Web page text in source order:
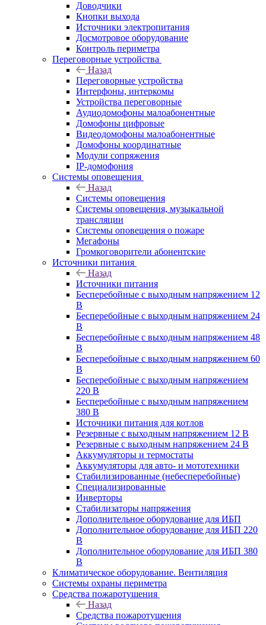
Доводчики
Кнопки выхода
Источники электропитания
Досмотровое оборудование
Контроль периметра
Переговорные устройства
Назад
Переговорные устройства
Интерфоны, интеркомы
Устройства переговорные
Аудиодомофоны малоабонентные
Домофоны цифровые
Видеодомофоны малоабонентные
Домофоны координатные
Модули сопряжения
IP-домофония
Системы оповещения
Назад
Системы оповещения
Системы оповещения, музыкальной
трансляции
Системы оповещения о пожаре
Мегафоны
Громкоговорители абонентские
Источники питания
Назад
Источники питания
Бесперебойные с выходным напряжением 12
В
Бесперебойные с выходным напряжением 24
В
Бесперебойные с выходным напряжением 48
В
Бесперебойные с выходным напряжением 60
В
Бесперебойные с выходным напряжением
220 В
Бесперебойные с выходным напряжением
380 В
Источники питания для котлов
Резервные с выходным напряжением 12 В
Резервные с выходным напряжением 24 В
Аккумуляторы и термостаты
Аккумуляторы для авто- и мототехники
Стабилизированные (небесперебойные)
Специализированные
Инверторы
Стабилизаторы напряжения
Дополнительное оборудование для ИБП
Дополнительное оборудование для ИБП 220
В
Дополнительное оборудование для ИБП 380
В
Климатическое оборудование. Вентиляция
Системы охраны периметра
Средства пожаротушения
Назад
Средства пожаротушения